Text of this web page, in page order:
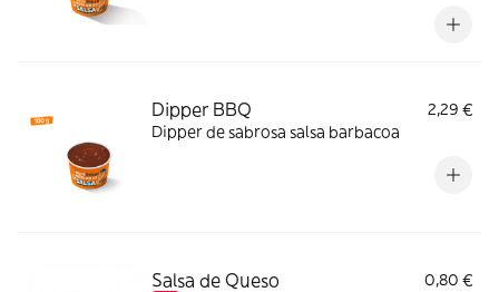
Dipper BBQ
2,29 €
Dipper de sabrosa salsa barbacoa
Salsa de Queso 0,80 €